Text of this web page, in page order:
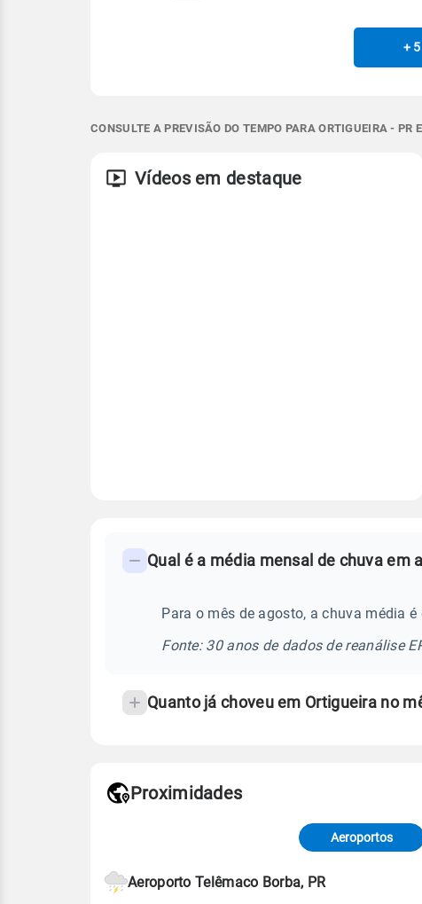
Rajada de vento
Sensação térmica
ENE - 7km/h
ENE - 23km/h
12°21°
12°16°
ESE - 11km/h
ESE - 31km/h
+
CONSULTE A PREVISÃO DO TEMPO PARA ORTIGUEIRA - PR
Vídeos em destaque
frequentes
temperatura
Qual é a média mensal de chuva em
Para o mês de agosto, a chuva média
Fonte: 30 anos de dados de reanálise
Quanto já choveu em Ortigueira no
de Tempo e Estudos Climáticos
Proximidades
Aeroportos
Aeroporto Telêmaco Borba, PR